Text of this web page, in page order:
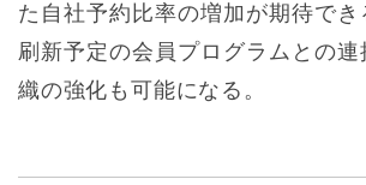
た自社予約比率の増加が期待で
刷新予定の会員プログラムとの連
織の強化も可能になる。